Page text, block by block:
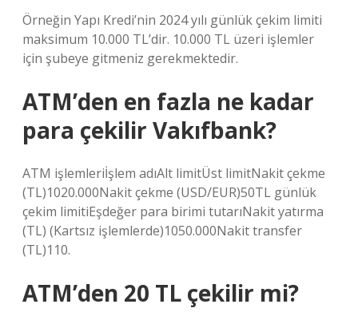
Örneğin Yapı Kredi’nin 2024 yılı günlük çekim limiti
maksimum 10.000 TL’dir. 10.000 TL üzeri işlemler
için şubeye gitmeniz gerekmektedir.
ATM’den en fazla ne kadar
para çekilir Vakıfbank?
ATM işlemleriİşlem adıAlt limitÜst limitNakit çekme
(TL)1020.000Nakit çekme (USD/EUR)50TL günlük
çekim limitiEşdeğer para birimi tutarıNakit yatırma
(TL) (Kartsız işlemlerde)1050.000Nakit transfer
(TL)110.
ATM’den 20 TL çekilir mi?